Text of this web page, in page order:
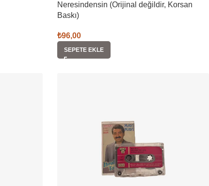
Neresindensin (Orijinal değildir, Korsan
Baskı)
₺96,00
SEPETE EKLE